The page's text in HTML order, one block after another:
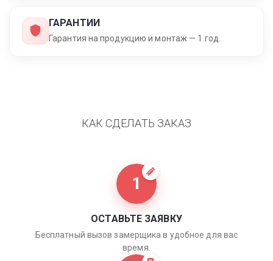
ГАРАНТИИ
Гарантия на продукцию и монтаж — 1 год.
КАК СДЕЛАТЬ ЗАКАЗ
1
ОСТАВЬТЕ ЗАЯВКУ
Бесплатный вызов замерщика в удобное для вас
время.